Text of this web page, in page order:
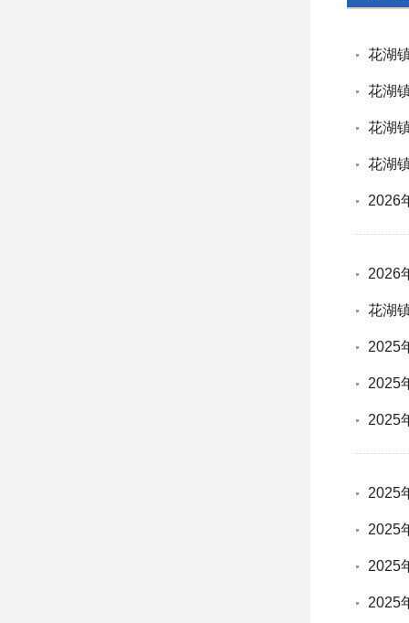
花湖
花湖
花湖
花湖
2026
2026
花湖
2025
2025
2025
2025
2025
2025
2025